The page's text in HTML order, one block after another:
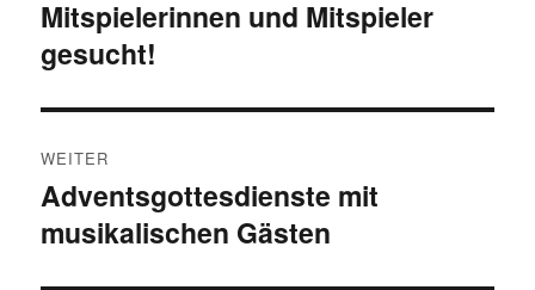
Beitrag:
Mitspielerinnen und Mitspieler
gesucht!
WEITER
Nächster
Beitrag:
Adventsgottesdienste mit
musikalischen Gästen